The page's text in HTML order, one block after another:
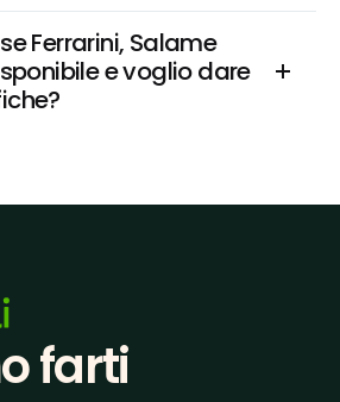
Ferrarini, Salame
e voglio dare
farti